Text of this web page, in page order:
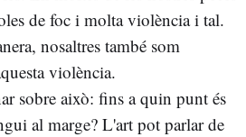
de foc i molta violència i tal.
nosaltres també som
violència.
sobre això: fins a quin punt és
al marge? L'art pot parlar de